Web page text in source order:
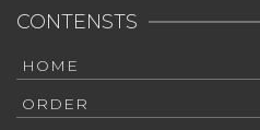
CONTENSTS
HOME
ORDER